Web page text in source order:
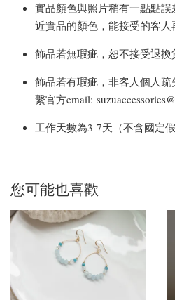
實品顏色與照片稍有一點點
近實品的顏色，能接受的客人
飾品若無瑕疵，恕不接受退換
飾品若有瑕疵，非客人個人
繫官方email:
工作天數為3-7天（不含國定假
您可能也喜歡